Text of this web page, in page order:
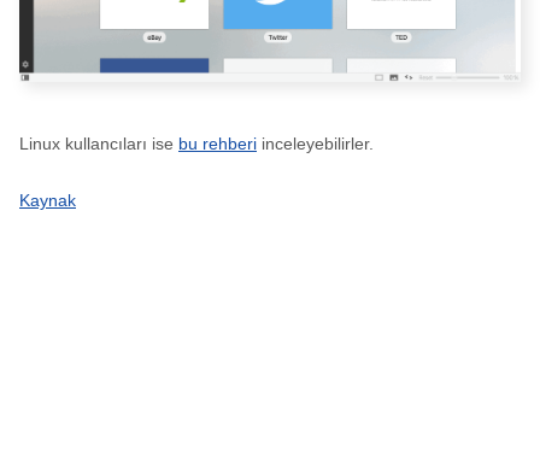
Linux kullancıları ise bu rehberi inceleyebilirler.
Kaynak